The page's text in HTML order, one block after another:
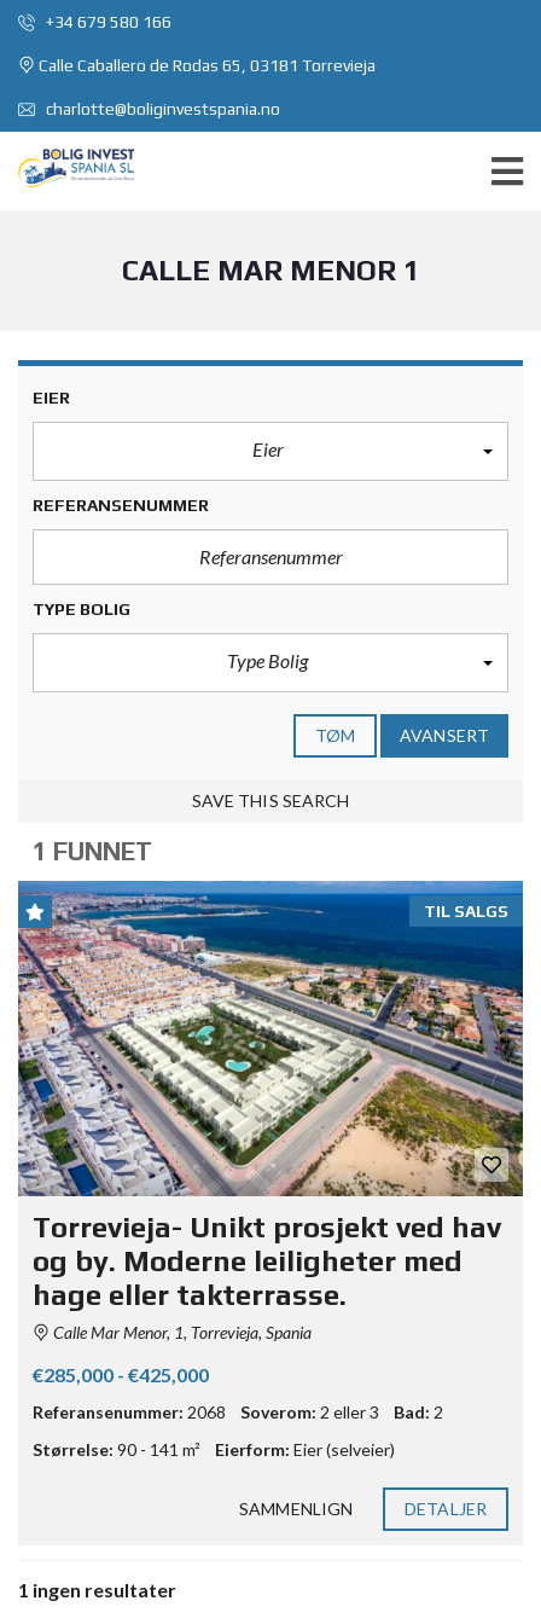
+34 679 580 166
Calle Caballero de Rodas 65, 03181 Torrevieja
charlotte@boliginvestspania.no
CALLE MAR MENOR 1
EIER
Eier
REFERANSENUMMER
TYPE BOLIG
Type Bolig
TØM AVANSERT
SAVE THIS SEARCH
1 FUNNET
TIL SALGS
Torrevieja- Unikt prosjekt ved hav
og by. Moderne leiligheter med
hage eller takterrasse.
Calle Mar Menor, 1, Torrevieja, Spania
€285,000 - €425,000
Referansenummer: 2068 Soverom: 2 eller 3 Bad: 2
Størrelse: 90 - 141 m² Eierform: Eier (selveier)
SAMMENLIGN DETALJER
1 ingen resultater